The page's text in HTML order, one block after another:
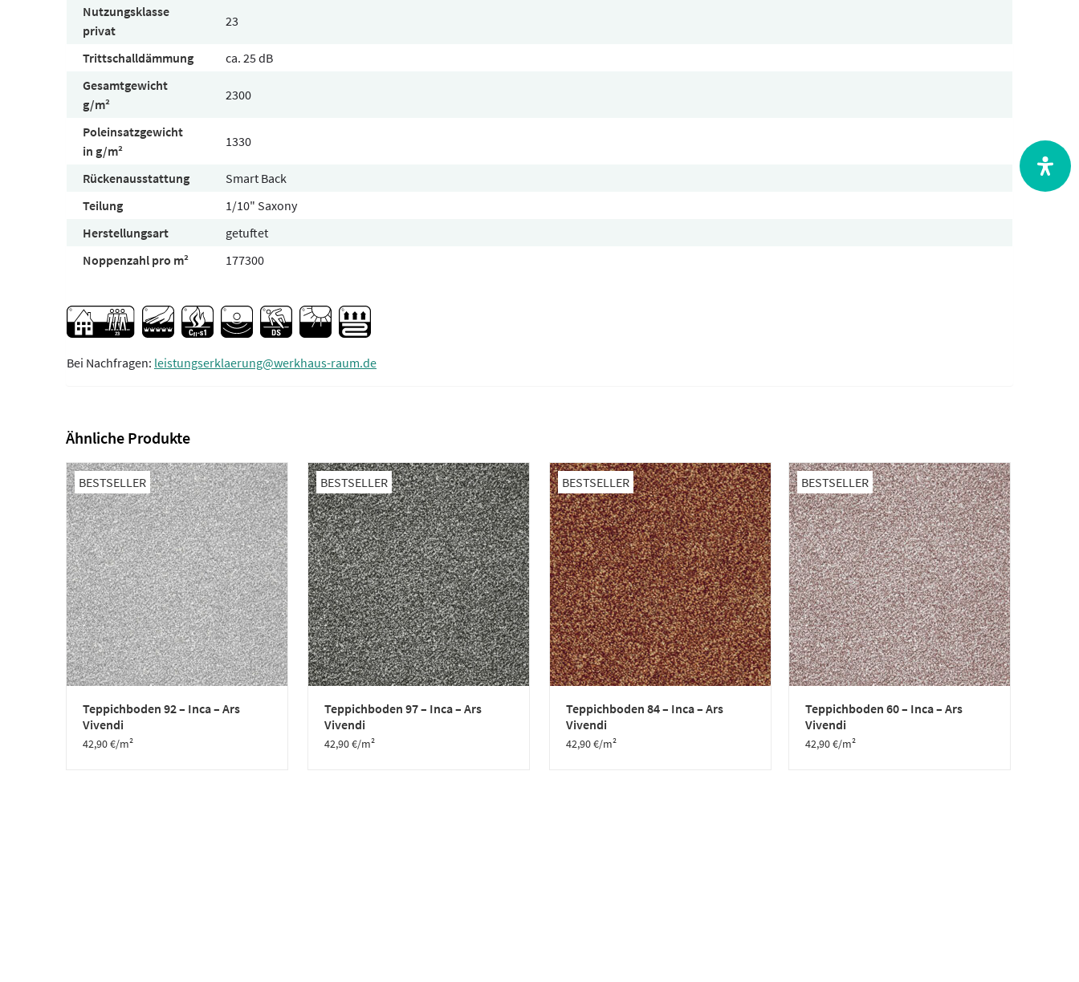
Nutzungsklasse
privat
23
Trittschalldämmung
ca. 25 dB
Gesamtgewicht
g/m²
2300
Poleinsatzgewicht
in g/m²
1330
Rückenausstattung
Smart Back
Teilung
1/10" Saxony
Herstellungsart
getuftet
Noppenzahl pro m²
177300
Bei Nachfragen: leistungserklaerung@werkhaus-raum.de
Ähnliche Produkte
BESTSELLER
Teppichboden 92 – Inca – Ars
Vivendi
42,90€/m²
BESTSELLER
Teppichboden 97 – Inca – Ars
Vivendi
42,90€/m²
BESTSELLER
Teppichboden 84 – Inca – Ars
Vivendi
42,90€/m²
BESTSELLER
Teppichboden 60 – Inca – Ars
Vivendi
42,90€/m²